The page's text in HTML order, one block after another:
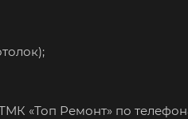
«Топ Ремонт» по